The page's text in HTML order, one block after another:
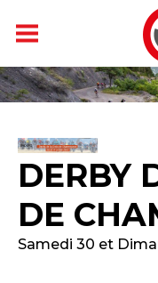
DERBY
DE
Samedi 30 et